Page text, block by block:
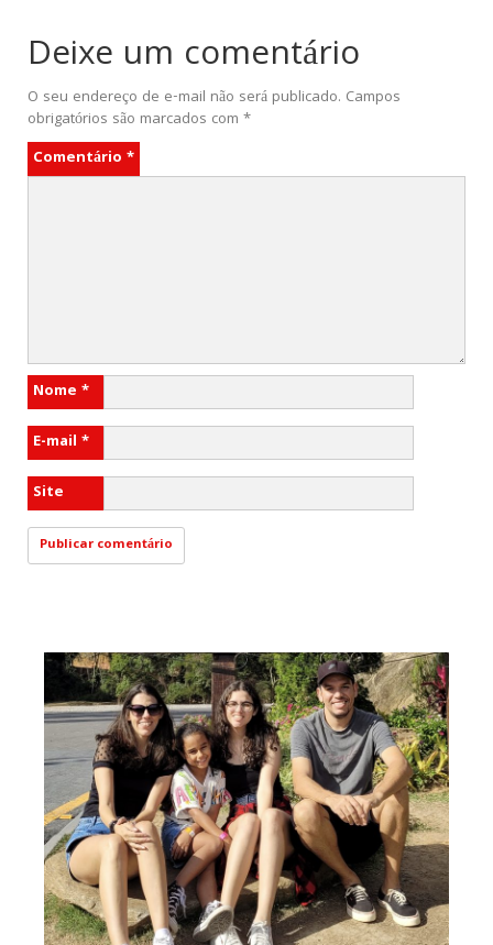
Deixe um comentário
O seu endereço de e-mail não será publicado. Campos
obrigatórios são marcados com *
Comentário *
Nome *
E-mail *
Site